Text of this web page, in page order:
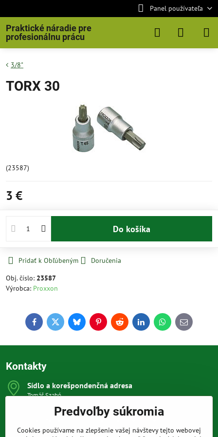
Panel používateľa
Praktické náradie pre
profesionálnu prácu
3/8"
TORX 30
(23587)
3 €
Do košíka
Pridať k Obľúbeným
Doručenia
Obj. číslo: 23587
Výrobca: Proxxon
FacebookTwitterBlueskyPinterestReddit LinkedInWhatsApp
E-
mail
Kontakty
Sídlo a korešpondenčná adresa
Tomáš Szabó
851 03 Bratislava
Sme internetový obchod, nemáme kamennú predajňu.
0903 709 305
Predvoľby súkromia
Cookies používame na zlepšenie vašej návštevy tejto webovej